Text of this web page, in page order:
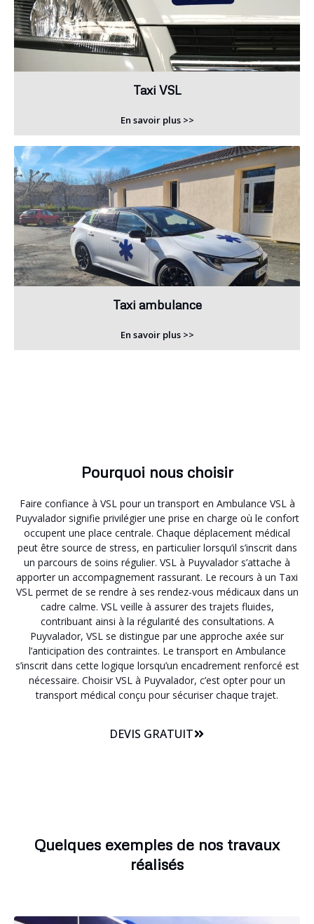
Taxi VSL
En savoir plus >>
Taxi ambulance
En savoir plus >>
Pourquoi nous choisir
Faire confiance à VSL pour un transport en Ambulance VSL à
Puyvalador signifie privilégier une prise en charge où le confort
occupent une place centrale. Chaque déplacement médical
peut être source de stress, en particulier lorsqu’il s’inscrit dans
un parcours de soins régulier. VSL à Puyvalador s’attache à
apporter un accompagnement rassurant. Le recours à un Taxi
VSL permet de se rendre à ses rendez-vous médicaux dans un
cadre calme. VSL veille à assurer des trajets fluides,
contribuant ainsi à la régularité des consultations. A
Puyvalador, VSL se distingue par une approche axée sur
l’anticipation des contraintes. Le transport en Ambulance
s’inscrit dans cette logique lorsqu’un encadrement renforcé est
nécessaire. Choisir VSL à Puyvalador, c’est opter pour un
transport médical conçu pour sécuriser chaque trajet.
DEVIS GRATUIT
Quelques exemples de nos travaux
réalisés